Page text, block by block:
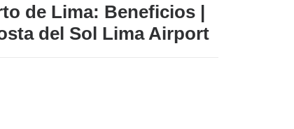
de Lima: Beneficios |
del Sol Lima Airport